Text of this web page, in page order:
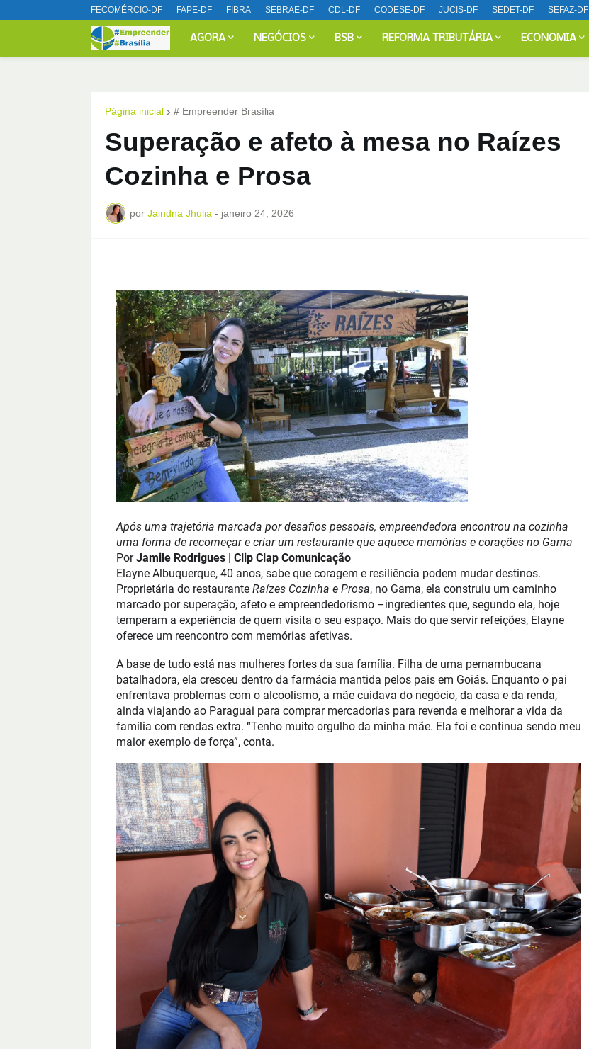
FECOMÉRCIO-DF FAPE-DF FIBRA SEBRAE-DF CDL-DF CODESE-DF JUCIS-DF SEDET-DF SEFAZ-DF
AGORA NEGÓCIOS BSB REFORMA TRIBUTÁRIA ECONOMIA
Página inicial # Empreender Brasília
Superação e afeto à mesa no Raízes
Cozinha e Prosa
por Jaindna Jhulia - janeiro 24, 2026
Após uma trajetória marcada por desafios pessoais, empreendedora encontrou na cozinha
uma forma de recomeçar e criar um restaurante que aquece memórias e corações no Gama
PorJamile Rodrigues | Clip Clap Comunicação
Elayne Albuquerque, 40 anos, sabe que coragem e resiliência podem mudar destinos.
Proprietária do restaurante Raízes Cozinha e Prosa, no Gama, ela construiu um caminho
marcado por superação, afeto e empreendedorismo –ingredientes que, segundo ela, hoje
temperam a experiência de quem visita o seu espaço. Mais do que servir refeições, Elayne
oferece um reencontro com memórias afetivas.
A base de tudo está nas mulheres fortes da sua família. Filha de uma pernambucana
batalhadora, ela cresceu dentro da farmácia mantida pelos pais em Goiás. Enquanto o pai
enfrentava problemas com o alcoolismo, a mãe cuidava do negócio, da casa e da renda,
ainda viajando ao Paraguai para comprar mercadorias para revenda e melhorar a vida da
família com rendas extra. “Tenho muito orgulho da minha mãe. Ela foi e continua sendo meu
maior exemplo de força”, conta.